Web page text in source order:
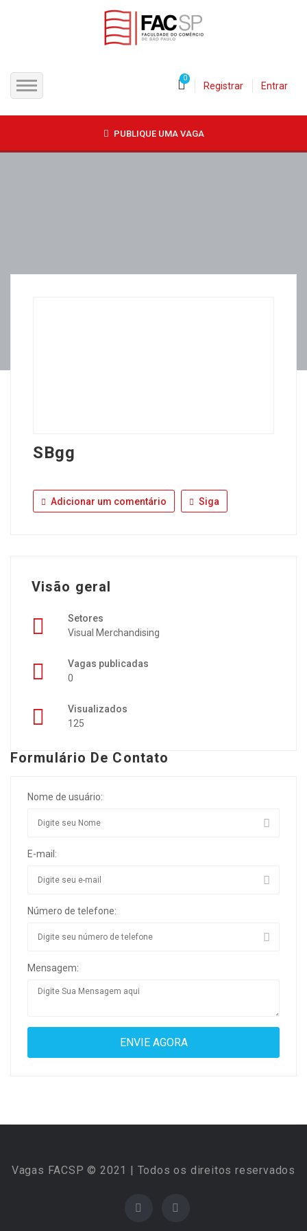
CANDIDATOS
0
Registrar Entrar
PUBLIQUE UMA VAGA
SBgg
Adicionar um comentário Siga
Visão geral
Setores
Visual Merchandising
Vagas publicadas
0
Visualizados
125
Formulário De Contato
Nome de usuário:
E-mail:
Número de telefone:
Mensagem:
Vagas FACSP © 2021 | Todos os direitos reservados